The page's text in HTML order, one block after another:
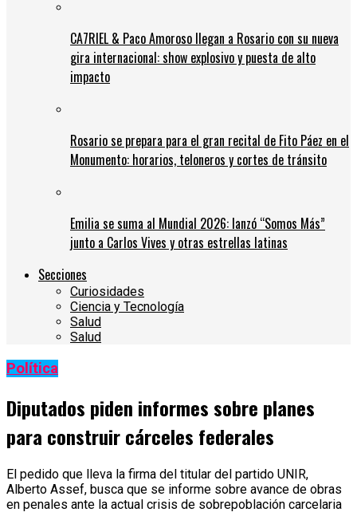
CA7RIEL & Paco Amoroso llegan a Rosario con su nueva
gira internacional: show explosivo y puesta de alto
impacto
Rosario se prepara para el gran recital de Fito Páez en el
Monumento: horarios, teloneros y cortes de tránsito
Emilia se suma al Mundial 2026: lanzó “Somos Más”
junto a Carlos Vives y otras estrellas latinas
Secciones
Curiosidades
Ciencia y Tecnología
Salud
Salud
Política
Diputados piden informes sobre planes
para construir cárceles federales
El pedido que lleva la firma del titular del partido UNIR,
Alberto Assef, busca que se informe sobre avance de obras
en penales ante la actual crisis de sobrepoblación carcelaria